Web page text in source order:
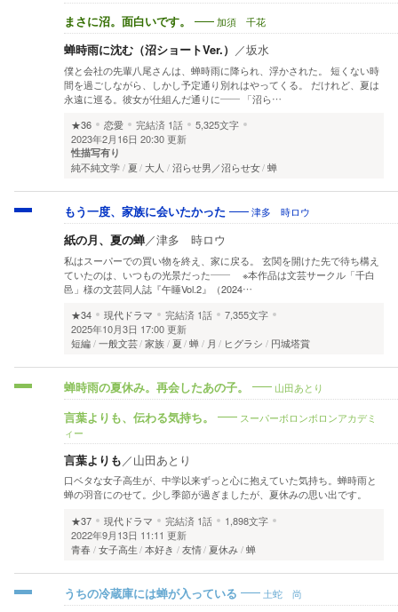
まさに沼。面白いです。 加須 千花
蝉時雨に沈む（沼ショートVer.） ／坂水
僕と会社の先輩八尾さんは、蝉時雨に降られ、浮かされた。 短くない時
間を過ごしながら、しかし予定通り別れはやってくる。 だけれど、夏は
永遠に巡る。彼女が仕組んだ通りに―― 「沼ら…
★36
恋愛 完結済 1話
5,325文字
2023年2月16日 20:30 更新
性描写有り
純不純文学 夏 大人 沼らせ男／沼らせ女 蝉
もう一度、家族に会いたかった 津多 時ロウ
紙の月、夏の蝉／津多 時ロウ
私はスーパーでの買い物を終え、家に戻る。 玄関を開けた先で待ち構え
ていたのは、いつもの光景だった―― ※本作品は文芸サークル「千白
邑」様の文芸同人誌『午睡Vol.2』（2024…
★34
現代ドラマ 完結済 1話
7,355文字
2025年10月3日 17:00 更新
短編 一般文芸 家族 夏 蝉 月 ヒグラシ 円城塔賞
蝉時雨の夏休み。再会したあの子。 山田あとり
言葉よりも、伝わる気持ち。
スーパーボロンボロンアカデミ
ィー
言葉よりも／山田あとり
口ベタな女子高生が、中学以来ずっと心に抱えていた気持ち。蝉時雨と
蝉の羽音にのせて。少し季節が過ぎましたが、夏休みの思い出です。
★37
現代ドラマ 完結済 1話
1,898文字
2022年9月13日 11:11 更新
青春
女子高生 本好き 友情 夏休み 蝉
うちの冷蔵庫には蝉が入っている 土蛇 尚